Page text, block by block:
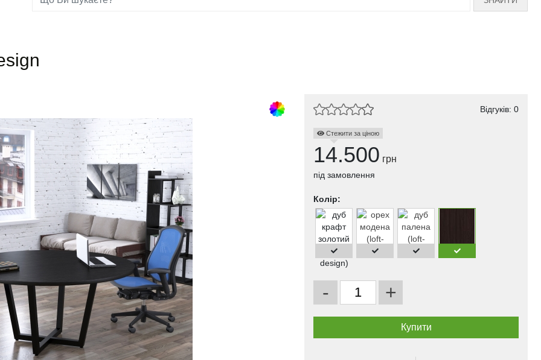
Відгуків: 0
Стежити за ціною
14.500 грн
під замовлення
Колір:
- +